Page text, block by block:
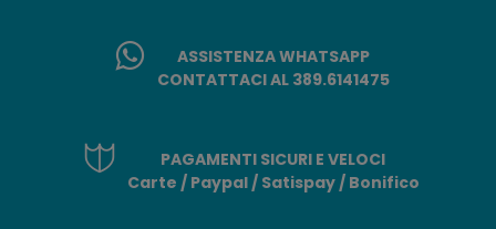
ASSISTENZA WHATSAPP
CONTATTACI AL 389.6141475
PAGAMENTI SICURI E VELOCI
Carte / Paypal / Satispay / Bonifico